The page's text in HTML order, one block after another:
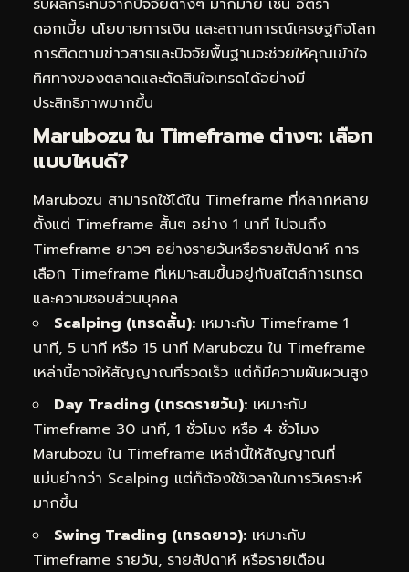
รับผลกระทบจากปัจจัยต่างๆ มากมาย เช่น อัตรา
ดอกเบี้ย นโยบายการเงิน และสถานการณ์เศรษฐกิจโลก
การติดตามข่าวสารและปัจจัยพื้นฐานจะช่วยให้คุณเข้าใจ
ทิศทางของตลาดและตัดสินใจเทรดได้อย่างมี
ประสิทธิภาพมากขึ้น
Marubozu ใน Timeframe ต่างๆ: เลือก
แบบไหนดี?
Marubozu สามารถใช้ได้ใน Timeframe ที่หลากหลาย
ตั้งแต่ Timeframe สั้นๆ อย่าง 1 นาที ไปจนถึง
Timeframe ยาวๆ อย่างรายวันหรือรายสัปดาห์ การ
เลือก Timeframe ที่เหมาะสมขึ้นอยู่กับสไตล์การเทรด
และความชอบส่วนบุคคล
Scalping (เทรดสั้น): เหมาะกับ Timeframe 1
นาที, 5 นาที หรือ 15 นาที Marubozu ใน Timeframe
เหล่านี้อาจให้สัญญาณที่รวดเร็ว แต่ก็มีความผันผวนสูง
Day Trading (เทรดรายวัน): เหมาะกับ
Timeframe 30 นาที, 1 ชั่วโมง หรือ 4 ชั่วโมง
Marubozu ใน Timeframe เหล่านี้ให้สัญญาณที่
แม่นยำกว่า Scalping แต่ก็ต้องใช้เวลาในการวิเคราะห์
มากขึ้น
Swing Trading (เทรดยาว): เหมาะกับ
Timeframe รายวัน, รายสัปดาห์ หรือรายเดือน